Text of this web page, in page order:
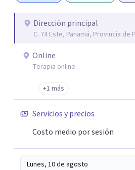
Dirección principal
C. 74 Este, Panamá, Provincia de
Online
Terapia online
+1 más
Servicios y precios
Costo medio por sesión
Lunes, 10 de agosto